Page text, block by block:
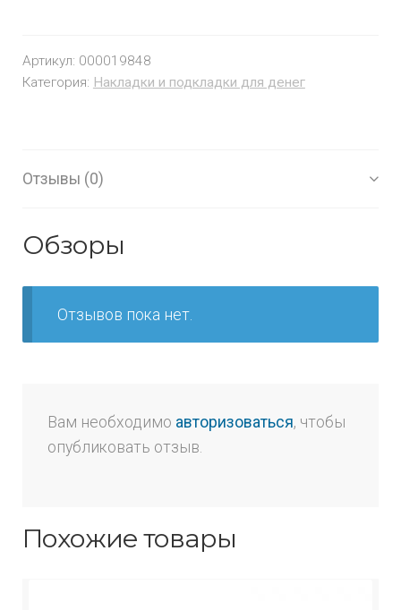
Артикул: 000019848
Категория: Накладки и подкладки для денег
Отзывы (0)
Обзоры
Отзывов пока нет.
Вам необходимо авторизоваться, чтобы
опубликовать отзыв.
Похожие товары